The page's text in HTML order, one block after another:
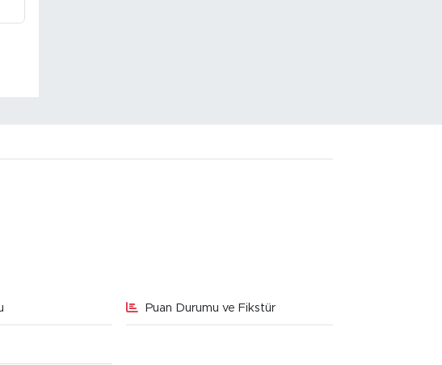
Puan Durumu ve Fikstür